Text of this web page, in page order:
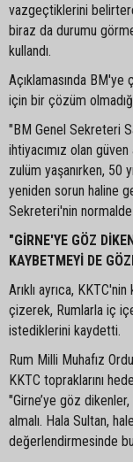
vazgeçtiklerini
biraz da durumu
kullandı.
Açıklamasında BM'ye
için bir çözüm
"BM Genel Sekreteri
ihtiyacımız olan
zulüm yaşanırken, 50
yeniden sorun haline
Sekreteri'nin normalde
"GİRNE'YE GÖZ
KAYBETMEYİ DE
Arıklı ayrıca,
çizerek, Rumlarla iç
istediklerini kaydetti.
Rum Milli Muhafız
KKTC topraklarını
"Girne’ye göz
almalı. Hala Sultan,
değerlendirmesinde